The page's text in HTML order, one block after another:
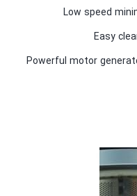
Low speed
Easy
Powerful motor